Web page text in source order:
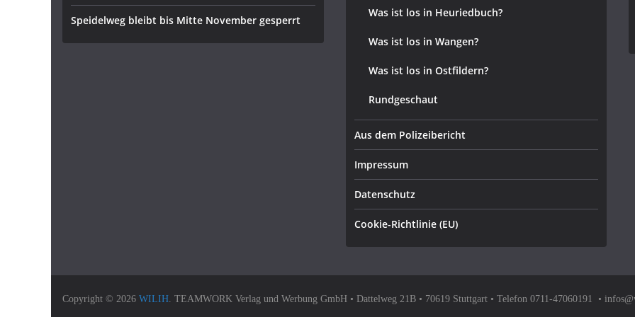
Speidelweg bleibt bis Mitte November gesperrt
Was ist los in Heuriedbuch?
Was ist los in Wangen?
Was ist los in Ostfildern?
Rundgeschaut
Aus dem Polizeibericht
Impressum
Datenschutz
Cookie-Richtlinie (EU)
Copyright © 2026 WILIH. TEAMWORK Verlag und Werbung GmbH • Dattelweg 21B • 70619 Stuttgart • Telefon 0711-47060191 •